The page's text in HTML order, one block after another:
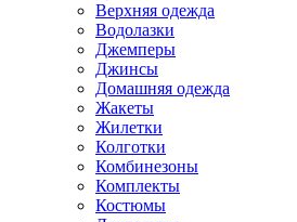
Верхняя одежда
Водолазки
Джемперы
Джинсы
Домашняя одежда
Жакеты
Жилетки
Колготки
Комбинезоны
Комплекты
Костюмы